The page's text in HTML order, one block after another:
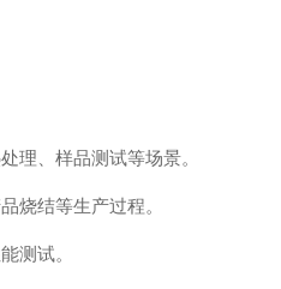
理、样品测试等场景。
烧结等生产过程。
测试。